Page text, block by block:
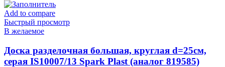
Add to compare
Быстрый просмотр
В желаемое
Доска разделочная большая, круглая d=25см,
серая IS10007/13 Spark Plast (аналог 819585)